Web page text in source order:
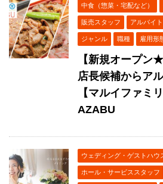
中食（惣菜・宅配など）
販売スタッフ アルバイ
ジャンル 職種 雇用形
【新規オープン
店長候補からア
【マルイファミ
AZABU
ウェディング・ゲストハウ
ホール・サービススタッフ